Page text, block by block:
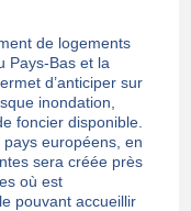
de logements
Pays-Bas et la
d’anticiper sur
inondation,
foncier disponible.
pays européens, en
sera créée près
où est
pouvant accueillir